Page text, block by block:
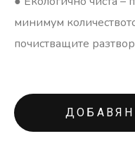
минимум
почистващите